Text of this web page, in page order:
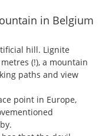
in Belgium
hill. Lignite
(!), a mountain
paths and view
point in Europe,